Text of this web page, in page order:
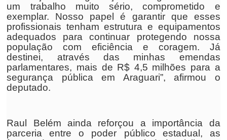
um trabalho muito sério, comprometido e
exemplar. Nosso papel é garantir que esses
profissionais tenham estrutura e equipamentos
adequados para continuar protegendo nossa
população com eficiência e coragem. Já
destinei, através das minhas emendas
parlamentares, mais de R$ 4,5 milhões para a
segurança pública em Araguari”, afirmou o
deputado.
Raul Belém ainda reforçou a importância da
parceria entre o poder público estadual, as